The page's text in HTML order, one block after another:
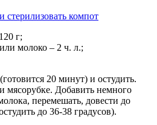
стерилизовать компот
г;
молоко – 2 ч. л.;
20 минут) и остудить.
мясорубке. Добавить немного
перемешать, довести до
до 36-38 градусов).